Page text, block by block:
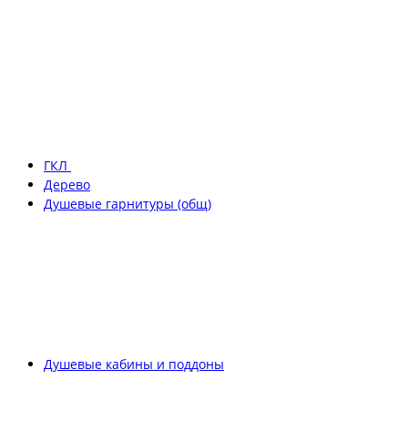
ГКЛ
Дерево
Душевые гарнитуры (общ)
Душевые кабины и поддоны